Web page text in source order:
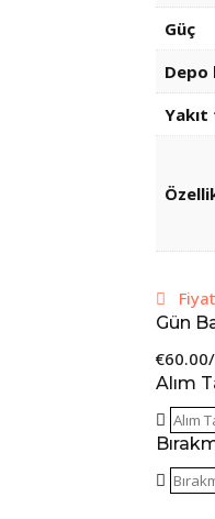
Güç
Depo
Gün
€60.00
Alım